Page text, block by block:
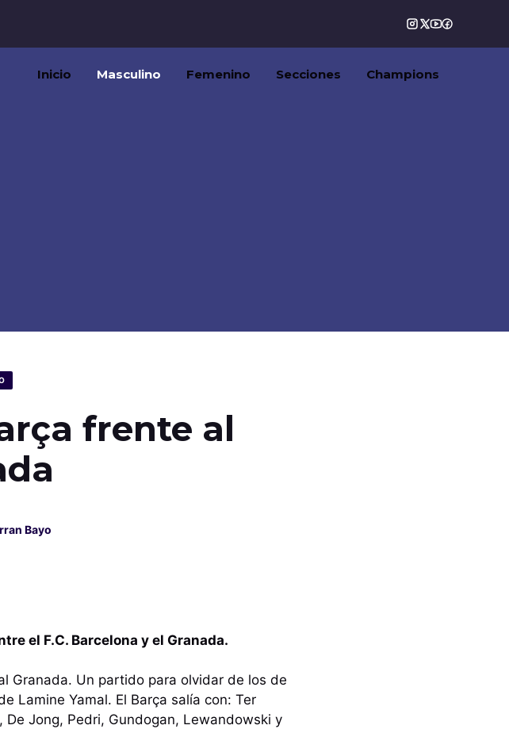
Inicio Masculino Femenino Secciones Champions
frente al
Bayo
el F.C. Barcelona y el Granada.
Granada. Un partido para olvidar de los de
Lamine Yamal. El Barça salía con: Ter
De Jong, Pedri, Gundogan, Lewandowski y